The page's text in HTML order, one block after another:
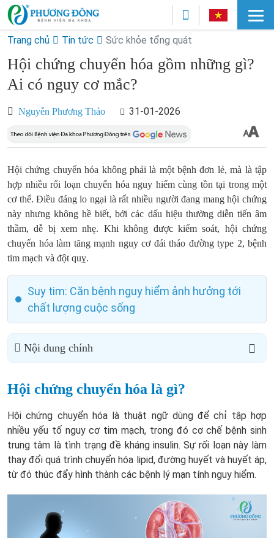
Trang chủ Tin tức Sức khỏe tổng quát
Hội chứng chuyển hóa gồm những gì?
Ai có nguy cơ mắc?
Nguyễn Phương Thảo 31-01-2026
Hội chứng chuyển hóa không phải là một bệnh đơn lẻ, mà là tập
hợp nhiều rối loạn chuyển hóa nguy hiểm cùng tồn tại trong một
cơ thể. Điều đáng lo ngại là rất nhiều người đang mang hội chứng
này nhưng không hề biết, bởi các dấu hiệu thường diễn tiến âm
thầm, dễ bị xem nhẹ. Khi không được kiểm soát, hội chứng
chuyển hóa làm tăng mạnh nguy cơ đái tháo đường type 2, bệnh
tim mạch và đột quỵ.
Suy tim: Căn bệnh nguy hiểm ảnh hưởng tới
chất lượng cuộc sống
Nội dung chính
Hội chứng chuyển hóa là gì?
Hội chứng chuyển hóa là thuật ngữ dùng để chỉ tập hợp
nhiều yếu tố nguy cơ tim mạch, trong đó cơ chế bệnh sinh
trung tâm là tình trạng đề kháng insulin. Sự rối loạn này làm
thay đổi quá trình chuyển hóa lipid, đường huyết và huyết áp,
từ đó thúc đẩy hình thành các bệnh lý mạn tính nguy hiểm.